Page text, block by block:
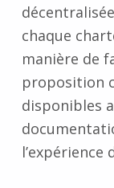
chaque
manière de
proposition
disponibles
l’expérience